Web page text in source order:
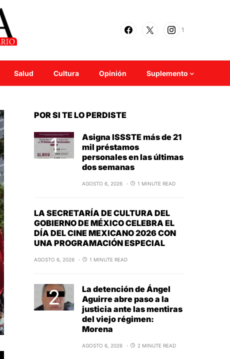
1
Salud Cultura Opinión Suplemento
POR SI TE LO PERDISTE
Asigna ISSSTE más de 21
mil préstamos
personales en las últimas
dos semanas
AGOSTO 6, 2026 1 MINUTE READ
LA SECRETARÍA DE CULTURA DEL
GOBIERNO DE MÉXICO CELEBRA EL
DÍA DEL CINE MEXICANO 2026 CON
UNA PROGRAMACIÓN ESPECIAL
AGOSTO 6, 2026 1 MINUTE READ
La detención de Ángel
Aguirre abre paso a la
justicia ante las mentiras
del viejo régimen:
Morena
AGOSTO 6, 2026 2 MINUTE READ